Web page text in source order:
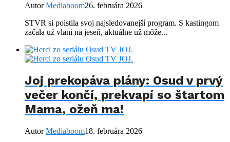
AutorMediaboom26. februára 2026
STVR si poistila svoj najsledovanejší program. S kastingom
začala už vlani na jeseň, aktuálne už môže...
Joj prekopáva plány: Osud v prvý
večer končí, prekvapí so štartom
Mama, ožeň ma!
AutorMediaboom18. februára 2026